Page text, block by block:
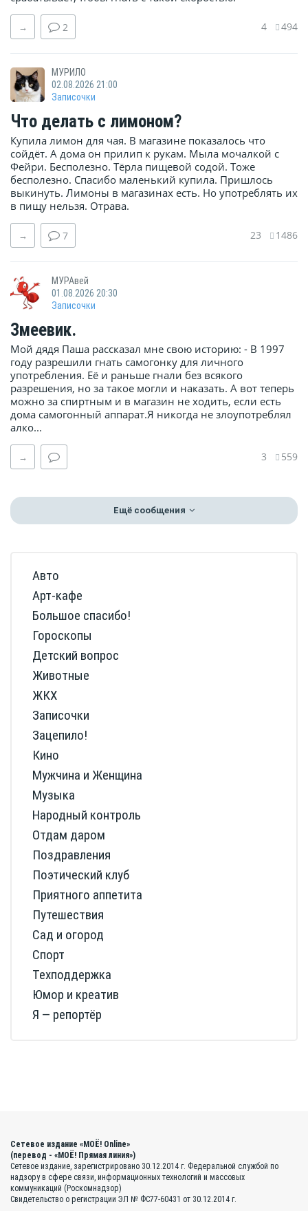
→ 2 4 494
МУРИЛО
02.08.2026 21:00
Записочки
Что делать с лимоном?
Купила лимон для чая. В магазине показалось что
сойдёт. А дома он прилип к рукам. Мыла мочалкой с
Фейри. Бесполезно. Тёрла пищевой содой. Тоже
бесполезно. Спасибо маленький купила. Пришлось
выкинуть. Лимоны в магазинах есть. Но употреблять их
в пищу нельзя. Отрава.
→ 7 23 1486
МУРАвей
01.08.2026 20:30
Записочки
Змеевик.
Мой дядя Паша рассказал мне свою историю: - В 1997
году разрешили гнать самогонку для личного
употребления. Её и раньше гнали без всякого
разрешения, но за такое могли и наказать. А вот теперь
можно за спиртным и в магазин не ходить, если есть
дома самогонный аппарат.Я никогда не злоупотреблял
алко...
→ 3 559
Ещё сообщения
Авто
Арт-кафе
Большое спасибо!
Гороскопы
Детский вопрос
Животные
ЖКХ
Записочки
Зацепило!
Кино
Мужчина и Женщина
Музыка
Народный контроль
Отдам даром
Поздравления
Поэтический клуб
Приятного аппетита
Путешествия
Сад и огород
Спорт
Техподдержка
Юмор и креатив
Я — репортёр
Сетевое издание «МОЁ! Online»
(перевод - «МОЁ! Прямая линия»)
Сетевое издание, зарегистрировано 30.12.2014 г. Федеральной службой по
надзору в сфере связи, информационных технологий и массовых
коммуникаций (Роскомнадзор)
Свидетельство о регистрации ЭЛ № ФС77-60431 от 30.12.2014 г.